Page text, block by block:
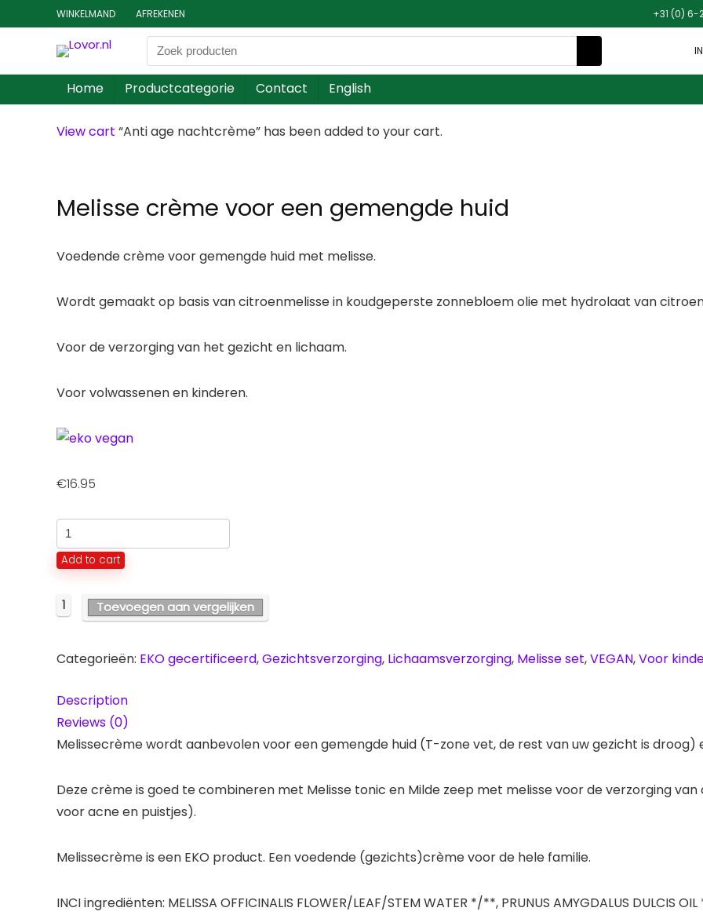
WINKELMAND AFREKENEN +31 (0) 6-
Home Productcategorie Contact English
View cart “Anti age nachtcrème” has been added to your cart.
Melisse crème voor een gemengde huid
Voedende crème voor gemengde huid met melisse.
Wordt gemaakt op basis van citroenmelisse in koudgeperste zonnebloem olie met hydrolaat van
Voor de verzorging van het gezicht en lichaam.
Voor volwassenen en kinderen.
€16.95
Melisse
crème
voor
gemengde
quantity
Add to cart
1 Toevoegen aan vergelijken
Categorieën: EKO gecertificeerd,Gezichtsverzorging, Lichaamsverzorging, Melisse set,VEGAN,Voor
Description
Reviews (0)
Melissecrème wordt aanbevolen voor een gemengde huid (T-zone vet, de rest van uw gezicht is
Deze crème is goed te combineren met Melisse tonic en Milde zeep met melisse voor de verzorging
voor acne en puistjes).
Melissecrème is een EKO product. Een voedende (gezichts)crème voor de hele familie.
INCI ingrediënten: MELISSA OFFICINALIS FLOWER/LEAF/STEM WATER */**, PRUNUS AMYGDALUS DULCIS OIL